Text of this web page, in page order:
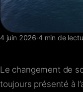
4 juin 2026·4 min de
Le changement de
toujours présenté à